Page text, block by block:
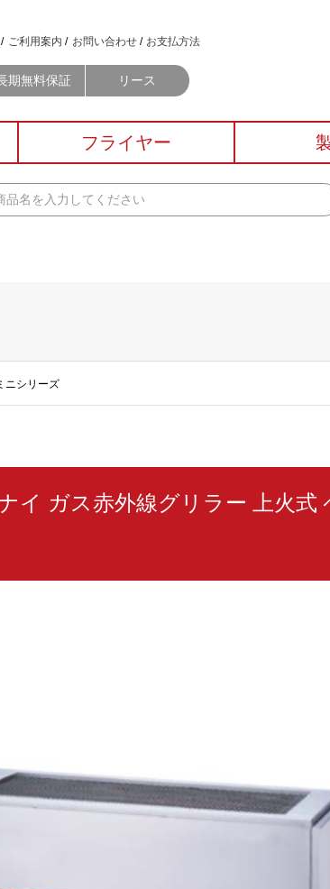
ご利用案内 お問い合わせ お支払方法
期無料保証 リース
フライヤー
ニシリーズ
イ ガス赤外線グリラー 上火式